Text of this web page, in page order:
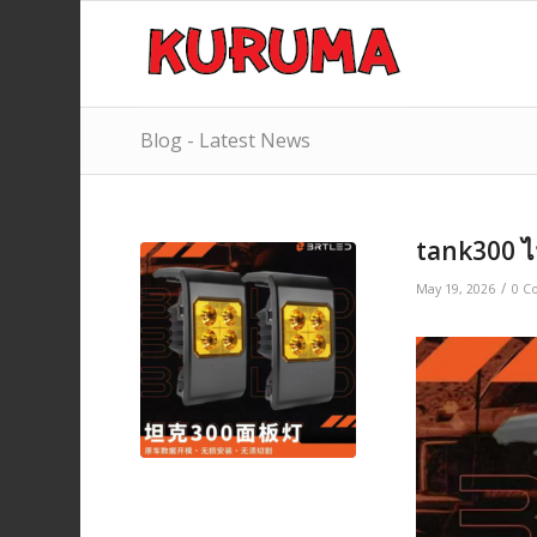
Blog - Latest News
tank300
May 19, 2026 / 0